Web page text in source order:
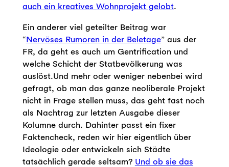
auch ein kreatives Wohnprojekt gelobt.
Ein anderer viel geteilter Beitrag war
“Nervöses Rumoren in der Beletage” aus der
FR, da geht es auch um Gentrification und
welche Schicht der Statbevölkerung was
auslöst.Und mehr oder weniger nebenbei wird
gefragt, ob man das ganze neoliberale Projekt
nicht in Frage stellen muss, das geht fast noch
als Nachtrag zur letzten Ausgabe dieser
Kolumne durch. Dahinter passt ein fixer
Faktencheck, reden wir hier eigentlich über
Ideologie oder entwickeln sich Städte
tatsächlich gerade seltsam? Und ob sie das